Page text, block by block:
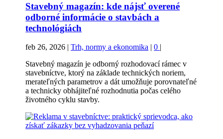
Stavebný magazín: kde nájsť overené
odborné informácie o stavbách a
technológiách
feb 26, 2026 |Trh, normy a ekonomika |0 |
Stavebný magazín je odborný rozhodovací rámec v
stavebníctve, ktorý na základe technických noriem,
merateľných parametrov a dát umožňuje porovnateľné
a technicky obhájiteľné rozhodnutia počas celého
životného cyklu stavby.